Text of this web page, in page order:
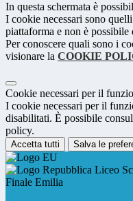
In questa schermata è
I cookie necessari sono
piattaforma e non è
Per conoscere quali sono i
visionare la COOKIE
Cookie necessari per il
I cookie necessari per il
disabilitati. È possibile
policy.
Accetta tutti Salva le
Liceo
Finale Emilia